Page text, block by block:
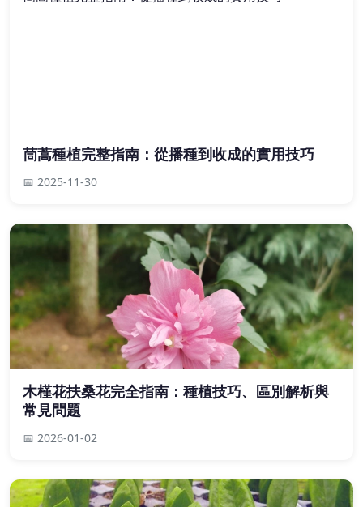
茼蒿種植完整指南：從播種到收成的實用技巧
📅 2025-11-30
木槿花扶桑花完全指南：種植技巧、區別解析與
常見問題
📅 2026-01-02